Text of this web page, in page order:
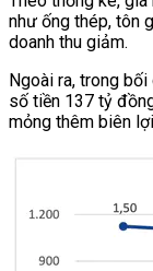
như ống thép, tôn
doanh thu giảm.
Ngoài ra, trong
số tiền 137 tỷ
mỏng thêm biên